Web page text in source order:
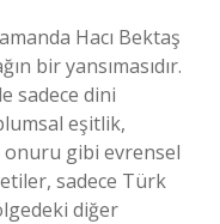
Hacı Bektaş
bir yansımasıdır.
sadece dini
eşitlik,
onuru gibi evrensel
sadece Türk
diğer